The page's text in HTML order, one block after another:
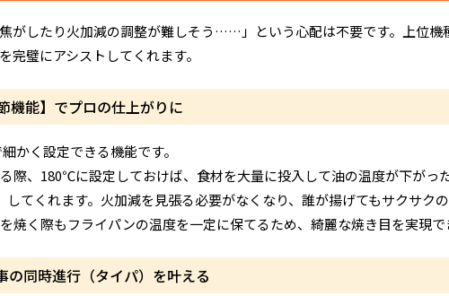
焦がしたり火加減の調整が難しそう……」という心配は不要です。上位
完璧にアシストしてくれます。
能】でプロの仕上がりに
く設定できる機能です。
際、180℃に設定しておけば、食材を大量に投入して油の温度が下がっ
てくれます。火加減を見張る必要がなくなり、誰が揚げてもサクサク
焼く際もフライパンの温度を一定に保てるため、綺麗な焼き目を実現で
の同時進行（タイパ）を叶える